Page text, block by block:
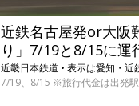
近鉄名古屋発or大阪
り」7/19と8/15に運
近畿日本鉄道 • 表示は愛知・
7/19、8/15 ※旅行代金は出発